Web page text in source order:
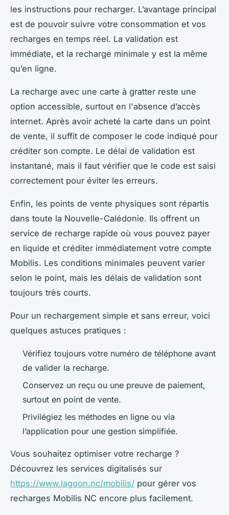
les instructions pour recharger. L’avantage principal
est de pouvoir suivre votre consommation et vos
recharges en temps réel. La validation est
immédiate, et la recharge minimale y est la même
qu’en ligne.
La recharge avec une carte à gratter reste une
option accessible, surtout en l'absence d’accès
internet. Après avoir acheté la carte dans un point
de vente, il suffit de composer le code indiqué pour
créditer son compte. Le délai de validation est
instantané, mais il faut vérifier que le code est saisi
correctement pour éviter les erreurs.
Enfin, les points de vente physiques sont répartis
dans toute la Nouvelle-Calédonie. Ils offrent un
service de recharge rapide où vous pouvez payer
en liquide et créditer immédiatement votre compte
Mobilis. Les conditions minimales peuvent varier
selon le point, mais les délais de validation sont
toujours très courts.
Pour un rechargement simple et sans erreur, voici
quelques astuces pratiques :
Vérifiez toujours votre numéro de téléphone avant
de valider la recharge.
Conservez un reçu ou une preuve de paiement,
surtout en point de vente.
Privilégiez les méthodes en ligne ou via
l’application pour une gestion simplifiée.
Vous souhaitez optimiser votre recharge ?
Découvrez les services digitalisés sur
https://www.lagoon.nc/mobilis/ pour gérer vos
recharges Mobilis NC encore plus facilement.